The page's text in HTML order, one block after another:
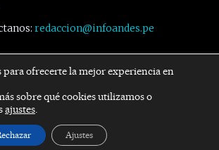
redaccion@infoandes.pe
Síguenos
Twitter Youtube
ofrecerte la mejor experiencia en
sobre qué cookies utilizamos o
ajustes.
Ajustes